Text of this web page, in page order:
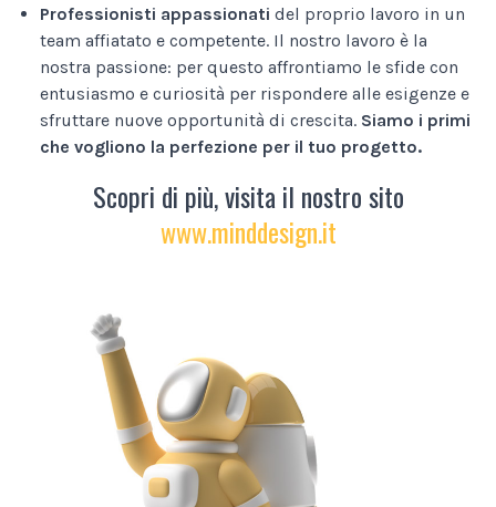
Professionisti appassionati del proprio lavoro in un
team affiatato e competente. Il nostro lavoro è la
nostra passione: per questo affrontiamo le sfide con
entusiasmo e curiosità per rispondere alle esigenze e
sfruttare nuove opportunità di crescita. Siamo i primi
che vogliono la perfezione per il tuo progetto.
Scopri di più, visita il nostro sito
www.minddesign.it